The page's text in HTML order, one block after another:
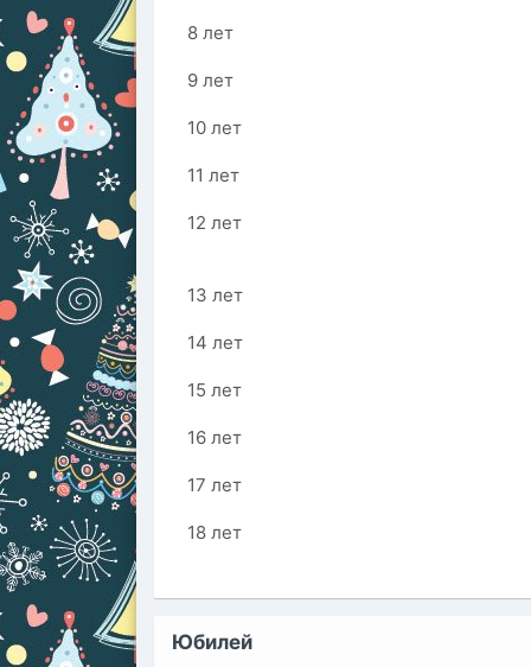
8 лет
9 лет
10 лет
11 лет
12 лет
13 лет
14 лет
15 лет
16 лет
17 лет
18 лет
Юбилей